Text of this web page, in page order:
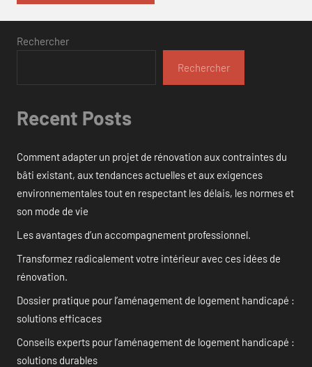
Rechercher
Rechercher
Recent Posts
Comment adapter un projet de rénovation aux contraintes du
bâti existant, aux tendances actuelles et aux exigences
environnementales tout en respectant les délais, les normes et
son mode de vie
Les avantages d’un accompagnement professionnel.
Transformez radicalement votre intérieur avec ces idées de
rénovation.
Dossier pratique pour l’aménagement de logement handicapé :
solutions efficaces
Conseils experts pour l’aménagement de logement handicapé :
solutions durables